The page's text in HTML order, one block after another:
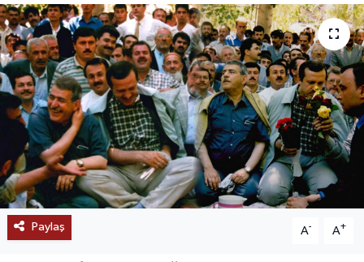
Paylaş A- A+
POPÜLER
DÜNYA
TREND
MEDYA
OTOMOTİV
TEKNOLOJİ